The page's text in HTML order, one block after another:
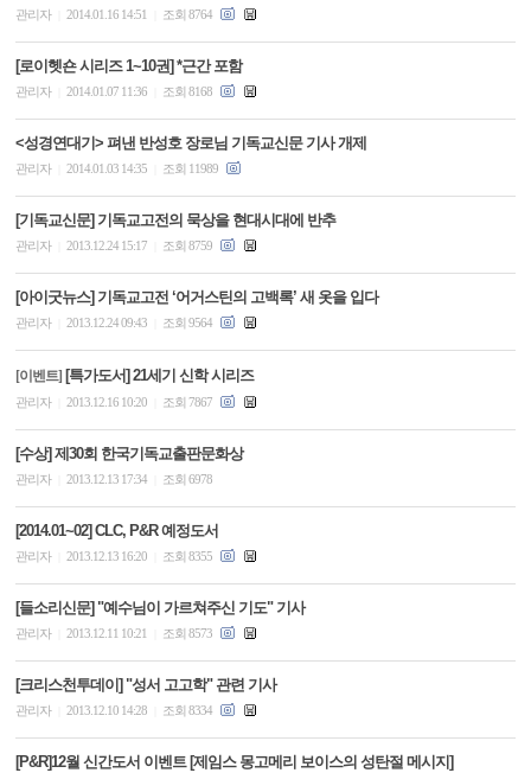
관리자 2014.01.16 14:51 조회 8764
[로이헷숀 시리즈 1~10권] *근간 포함
관리자 2014.01.07 11:36 조회 8168
<성경연대기> 펴낸 반성호 장로님 기독교신문 기사 개제
관리자 2014.01.03 14:35 조회 11989
[기독교신문] 기독교고전의 묵상을 현대시대에 반추
관리자 2013.12.24 15:17 조회 8759
[아이굿뉴스] 기독교고전 ‘어거스틴의 고백록’ 새 옷을 입다
관리자 2013.12.24 09:43 조회 9564
[이벤트] [특가도서] 21세기 신학 시리즈
관리자 2013.12.16 10:20 조회 7867
[수상] 제30회 한국기독교출판문화상
관리자 2013.12.13 17:34 조회 6978
[2014.01~02] CLC, P&R 예정도서
관리자 2013.12.13 16:20 조회 8355
[들소리신문] "예수님이 가르쳐주신 기도" 기사
관리자 2013.12.11 10:21 조회 8573
[크리스천투데이] "성서 고고학" 관련 기사
관리자 2013.12.10 14:28 조회 8334
[P&R]12월 신간도서 이벤트 [제임스 몽고메리 보이스의 성탄절 메시지]